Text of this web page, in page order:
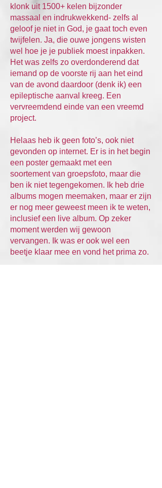
klonk uit 1500+ kelen bijzonder
massaal en indrukwekkend- zelfs al
geloof je niet in God, je gaat toch even
twijfelen. Ja, die ouwe jongens wisten
wel hoe je je publiek moest inpakken.
Het was zelfs zo overdonderend dat
iemand op de voorste rij aan het eind
van de avond daardoor (denk ik) een
epileptische aanval kreeg. Een
vervreemdend einde van een vreemd
project.
Helaas heb ik geen foto’s, ook niet
gevonden op internet. Er is in het begin
een poster gemaakt met een
soortement van groepsfoto, maar die
ben ik niet tegengekomen. Ik heb drie
albums mogen meemaken, maar er zijn
er nog meer geweest meen ik te weten,
inclusief een live album. Op zeker
moment werden wij gewoon
vervangen. Ik was er ook wel een
beetje klaar mee en vond het prima zo.